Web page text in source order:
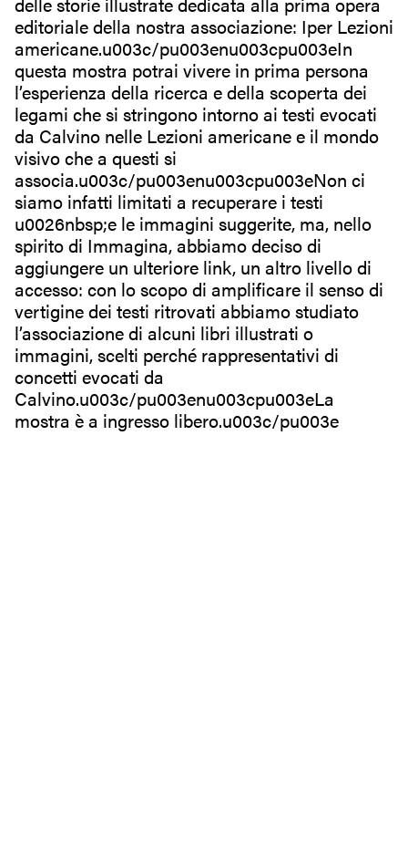
editoriale della nostra associazione: Iper Lezioni
americane.u003c/pu003enu003cpu003eIn
questa mostra potrai vivere in prima persona
l’esperienza della ricerca e della scoperta dei
legami che si stringono intorno ai testi evocati
da Calvino nelle Lezioni americane e il mondo
visivo che a questi si
associa.u003c/pu003enu003cpu003eNon ci
siamo infatti limitati a recuperare i testi
u0026nbsp;e le immagini suggerite, ma, nello
spirito di Immagina, abbiamo deciso di
aggiungere un ulteriore link, un altro livello di
accesso: con lo scopo di amplificare il senso di
vertigine dei testi ritrovati abbiamo studiato
l’associazione di alcuni libri illustrati o
immagini, scelti perché rappresentativi di
concetti evocati da
Calvino.u003c/pu003enu003cpu003eLa
mostra è a ingresso libero.u003c/pu003e